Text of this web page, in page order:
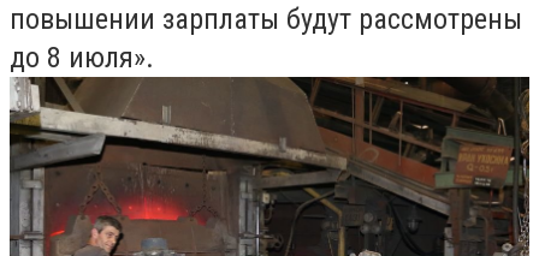
повышении зарплаты будут рассмотрены
до 8 июля».